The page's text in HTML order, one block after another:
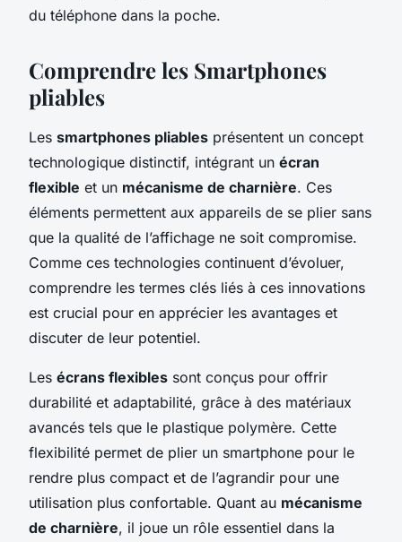
du téléphone dans la poche.
Comprendre les Smartphones
pliables
Les smartphones pliables présentent un concept
technologique distinctif, intégrant un écran
flexible et un mécanisme de charnière. Ces
éléments permettent aux appareils de se plier sans
que la qualité de l’affichage ne soit compromise.
Comme ces technologies continuent d’évoluer,
comprendre les termes clés liés à ces innovations
est crucial pour en apprécier les avantages et
discuter de leur potentiel.
Les écrans flexibles sont conçus pour offrir
durabilité et adaptabilité, grâce à des matériaux
avancés tels que le plastique polymère. Cette
flexibilité permet de plier un smartphone pour le
rendre plus compact et de l’agrandir pour une
utilisation plus confortable. Quant au mécanisme
de charnière, il joue un rôle essentiel dans la